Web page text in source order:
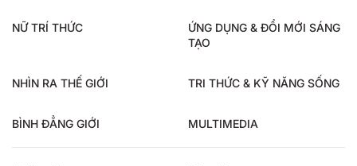
NỮ TRÍ THỨC
ỨNG DỤNG & ĐỔI MỚI SÁNG
TẠO
NHÌN RA THẾ GIỚI TRI THỨC & KỸ NĂNG SỐNG
BÌNH ĐẲNG GIỚI MULTIMEDIA